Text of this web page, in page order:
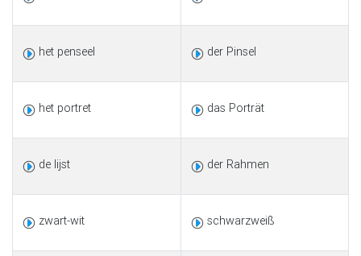
het penseel der Pinsel
het portret das Porträt
de lijst der Rahmen
zwart-wit schwarzweiß